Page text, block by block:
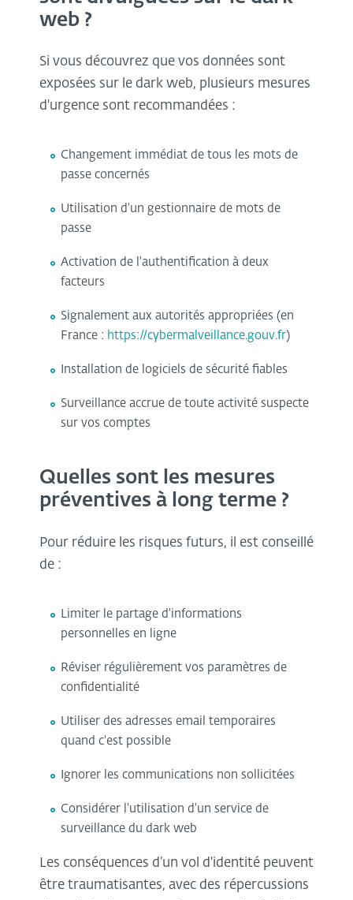
web ?
Si vous découvrez que vos données sont
exposées sur le dark web, plusieurs mesures
d'urgence sont recommandées :
Changement immédiat de tous les mots de
passe concernés
Utilisation d'un gestionnaire de mots de
passe
Activation de l'authentification à deux
facteurs
Signalement aux autorités appropriées (en
France : https://cybermalveillance.gouv.fr)
Installation de logiciels de sécurité fiables
Surveillance accrue de toute activité suspecte
sur vos comptes
Quelles sont les mesures
préventives à long terme ?
Pour réduire les risques futurs, il est conseillé
de :
Limiter le partage d'informations
personnelles en ligne
Réviser régulièrement vos paramètres de
confidentialité
Utiliser des adresses email temporaires
quand c'est possible
Ignorer les communications non sollicitées
Considérer l'utilisation d'un service de
surveillance du dark web
Les conséquences d’un vol d'identité peuvent
être traumatisantes, avec des répercussions